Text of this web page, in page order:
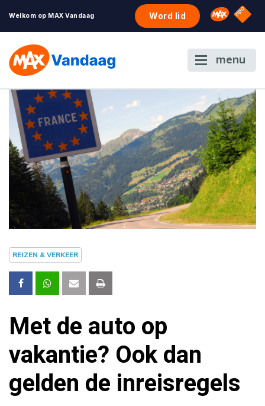
Welkom op MAX Vandaag Word lid Omroep
NPO
menu
REIZEN & VERKEER
Met de auto op
vakantie? Ook dan
gelden de inreisregels